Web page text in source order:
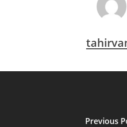
Previous